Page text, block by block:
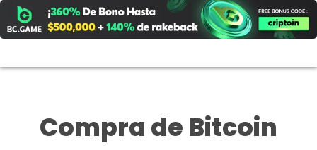
al
contenido
Compra de Bitcoin